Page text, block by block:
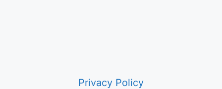
Privacy Policy